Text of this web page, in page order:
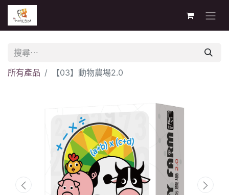
所有產品 【03】動物農場2.0